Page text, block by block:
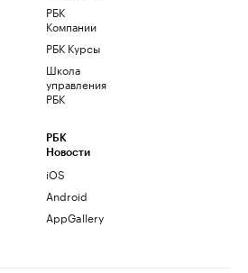
РБК
Компании
РБК Курсы
Школа
управления
РБК
РБК
Новости
iOS
Android
AppGallery